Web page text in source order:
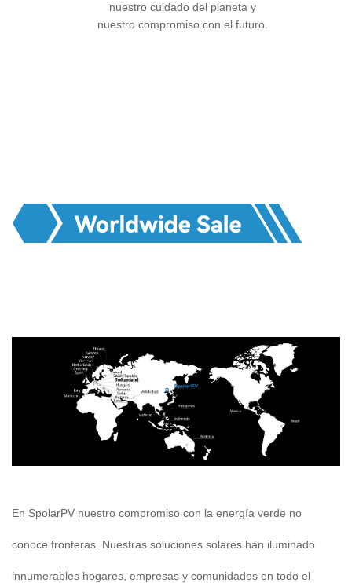
nuestro cuidado del planeta y
nuestro compromiso con el futuro.
En SpolarPV nuestro compromiso con la energía verde no
conoce fronteras. Nuestras soluciones solares han iluminado
innumerables hogares, empresas y comunidades en todo el